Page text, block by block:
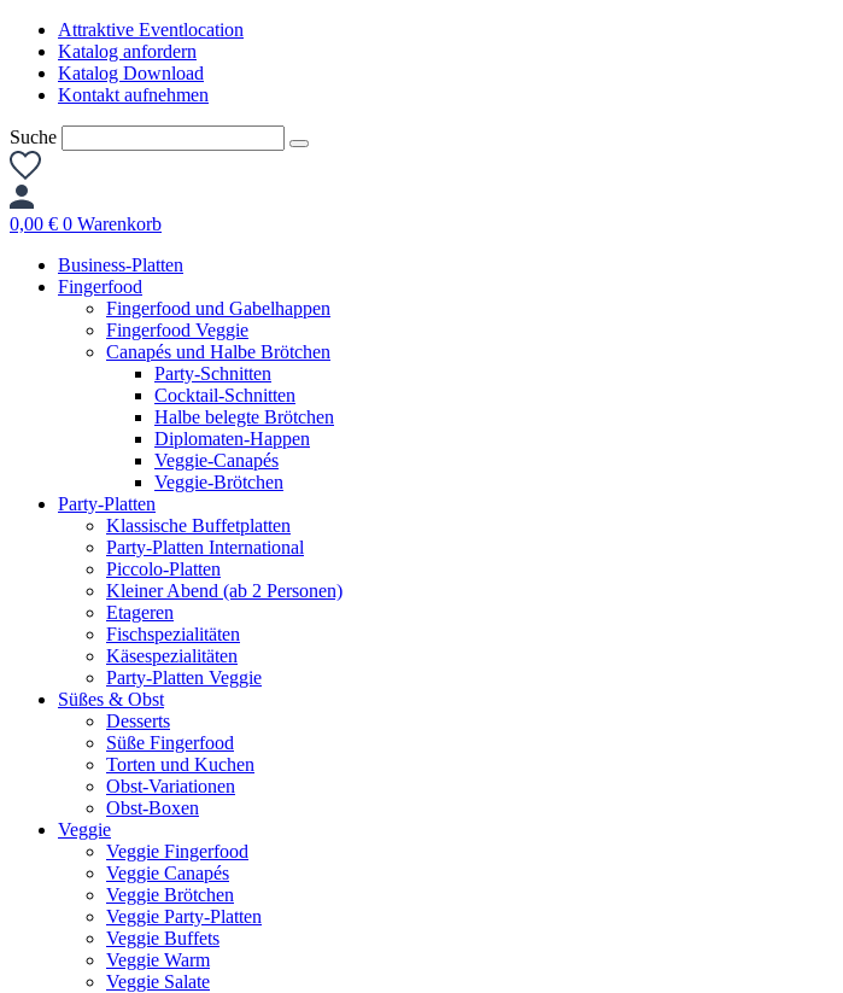
Zum
Inhalt
springen
Attraktive Eventlocation
Katalog anfordern
Katalog Download
Kontakt aufnehmen
Suche
0,00 € 0 Warenkorb
Business-Platten
Fingerfood
Fingerfood und Gabelhappen
Fingerfood Veggie
Canapés und Halbe Brötchen
Party-Schnitten
Cocktail-Schnitten
Halbe belegte Brötchen
Diplomaten-Happen
Veggie-Canapés
Veggie-Brötchen
Party-Platten
Klassische Buffetplatten
Party-Platten International
Piccolo-Platten
Kleiner Abend (ab 2 Personen)
Etageren
Fischspezialitäten
Käsespezialitäten
Party-Platten Veggie
Süßes & Obst
Desserts
Süße Fingerfood
Torten und Kuchen
Obst-Variationen
Obst-Boxen
Veggie
Veggie Fingerfood
Veggie Canapés
Veggie Brötchen
Veggie Party-Platten
Veggie Buffets
Veggie Warm
Veggie Salate